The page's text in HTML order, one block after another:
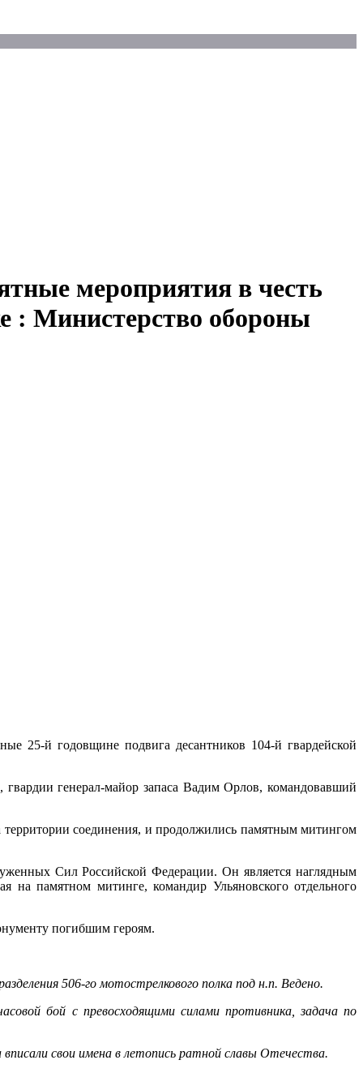
мероприятия в честь
: Министерство обороны
25-й годовщине подвига десантников 104-й гвардейской
генерал-майор запаса Вадим Орлов, командовавший
соединения, и продолжились памятным митингом
Сил Российской Федерации. Он является наглядным
памятном митинге, командир Ульяновского отдельного
погибшим героям.
506-го мотострелкового полка под н.п. Ведено.
бой с превосходящими силами противника, задача по
свои имена в летопись ратной славы Отечества.